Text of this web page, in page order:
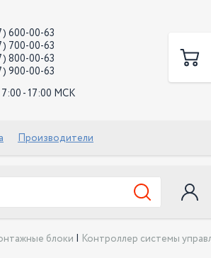
600-00-63
700-00-63
800-00-63
900-00-63
- 17:00 МСК
Производители
блоки | Контроллер системы